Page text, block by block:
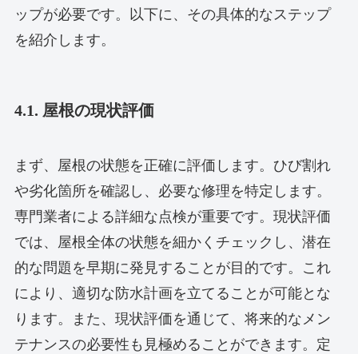
ップが必要です。以下に、その具体的なステップ
を紹介します。
4.1. 屋根の現状評価
まず、屋根の状態を正確に評価します。ひび割れ
や劣化箇所を確認し、必要な修理を特定します。
専門業者による詳細な点検が重要です。現状評価
では、屋根全体の状態を細かくチェックし、潜在
的な問題を早期に発見することが目的です。これ
により、適切な防水計画を立てることが可能とな
ります。また、現状評価を通じて、将来的なメン
テナンスの必要性も見極めることができます。定